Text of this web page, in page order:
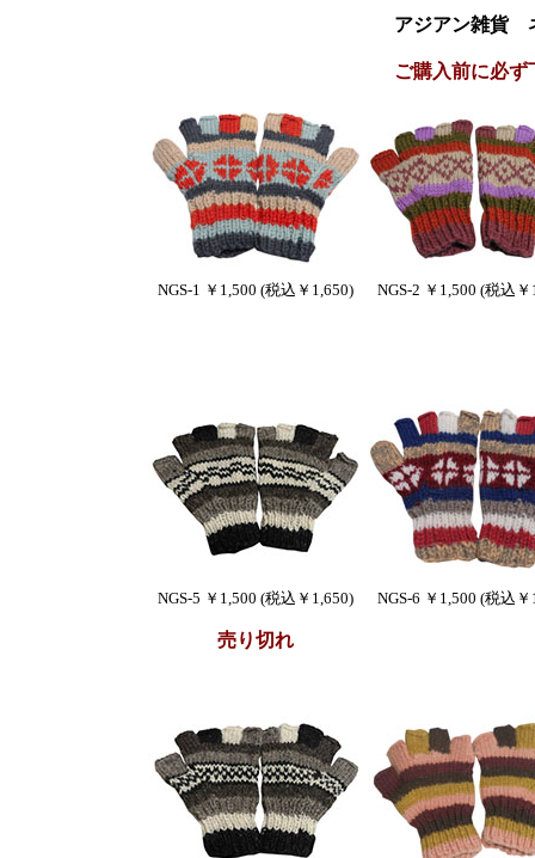
アジアン雑貨
ご購入前に必ず
NGS-1 ￥1,500 (税込￥1,650) NGS-2 ￥1,500 (税込￥
NGS-5 ￥1,500 (税込￥1,650) NGS-6 ￥1,500 (税込￥
売り切れ